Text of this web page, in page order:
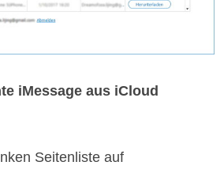
iMessage aus iCloud
Seitenliste auf